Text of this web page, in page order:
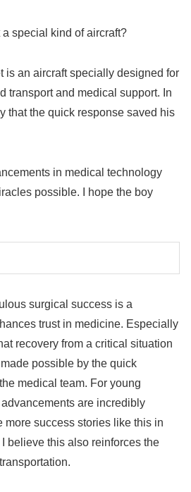
special kind of aircraft?
is an aircraft specially designed for
transport and medical support. In
that the quick response saved his
in medical technology
possible. I hope the boy
surgical success is a
trust in medicine. Especially
recovery from a critical situation
possible by the quick
medical team. For young
are incredibly
more success stories like this in
believe this also reinforces the